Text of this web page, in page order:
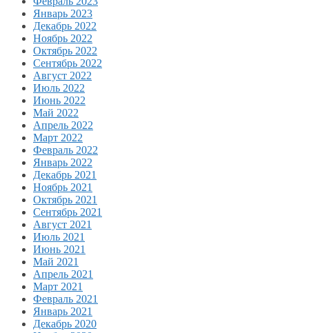
Январь 2023
Декабрь 2022
Ноябрь 2022
Октябрь 2022
Сентябрь 2022
Август 2022
Июль 2022
Июнь 2022
Май 2022
Апрель 2022
Март 2022
Февраль 2022
Январь 2022
Декабрь 2021
Ноябрь 2021
Октябрь 2021
Сентябрь 2021
Август 2021
Июль 2021
Июнь 2021
Май 2021
Апрель 2021
Март 2021
Февраль 2021
Январь 2021
Декабрь 2020